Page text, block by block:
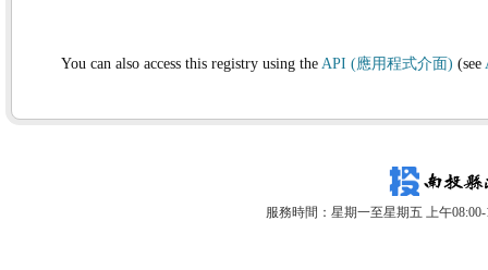
You can also access this registry using the API (應用程式介面) (see
服務時間：星期一至星期五 上午